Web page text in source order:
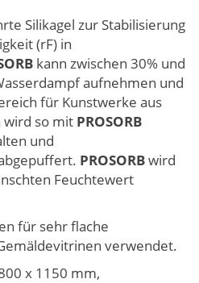
Silikagel zur Stabilisierung
(rF) in
kann zwischen 30% und
aufnehmen und
für Kunstwerke aus
wird so mit PROSORB
und
PROSORBwird
Feuchtewert
für sehr flache
verwendet.
x 1150 mm,